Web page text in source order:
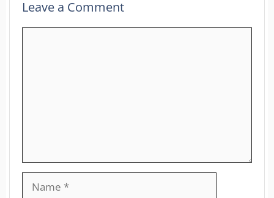
Leave a Comment